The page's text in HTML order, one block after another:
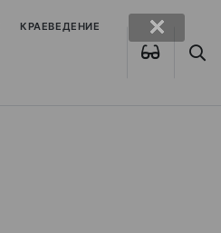
КРАЕВЕДЕНИЕ